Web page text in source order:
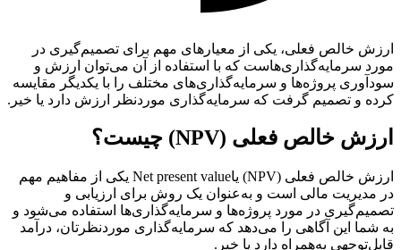
ارزش خالص فعلی، یکی از معیارهای مهم برای تصمیم‌گیری در
مورد سرمایه‌گذاری‌هاست که با استفاده از آن می‌توان ارزش و
سودآوری پروژه‌ها و سرمایه‌گذاری‌های مختلف را با یکدیگر مقایسه
کرده و تصمیم گرفت که سرمایه‌گذاری موردنظر ارزش دارد یا خیر.
ارزش خالص فعلی (NPV) چیست؟
ارزش خالص فعلی (NPV) یاNet present value یکی از مفاهیم مهم
در مدیریت مالی است و به‌عنوان یک روش برای ارزیابی و
تصمیم‌گیری در مورد پروژه‌ها و سرمایه‌گذاری‌ها استفاده می‌شود و
به شما این آگاهی را می‌دهد که سرمایه‌گذاری موردنظرتان، درآمد
قابل‌‌توجهی به‌همراه دارد یا خیر.